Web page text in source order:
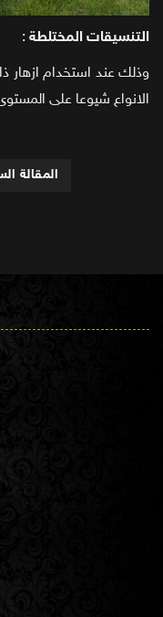
التنسيقات المختلطة :
وذلك عند استخدام ازهار
الانواع شيوعا على
المقالة